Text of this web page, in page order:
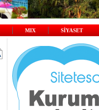
MIX SİYASET